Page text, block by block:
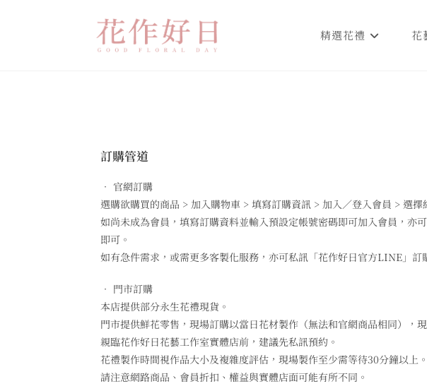
精選花禮 花
訂購管道
• 官網訂購
選購欲購買的商品 > 加入購物車 > 填寫訂購資訊 > 加入／登入會員 > 選擇
如尚未成為會員，填寫訂購資料並輸入預設定帳號密碼即可加入會員，
即可。
如有急件需求，或需更多客製化服務，亦可私訊「花作好日官方LINE」訂
• 門市訂購
本店提供部分永生花禮現貨。
門市提供鮮花零售，現場訂購以當日花材製作（無法和官網商品相同），
親臨花作好日花藝工作室實體店前，建議先私訊預約。
花禮製作時間視作品大小及複雜度評估，現場製作至少需等待30分鐘以上。
請注意網路商品、會員折扣、權益與實體店面可能有所不同。